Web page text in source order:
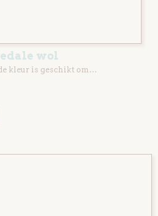
wol
kleur is geschikt om…